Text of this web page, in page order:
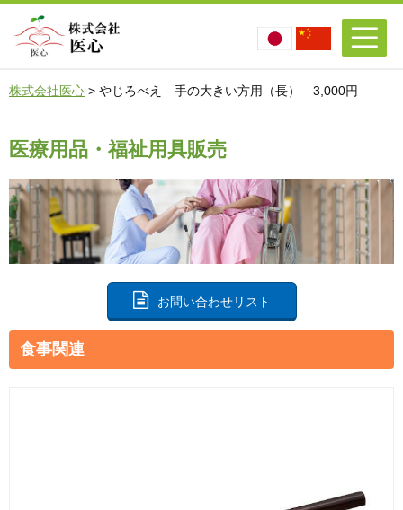
株式会社医心 > やじろべえ 手の大きい方用（長） 3,000円
医療用品・福祉用具販売
お問い合わせリスト
食事関連